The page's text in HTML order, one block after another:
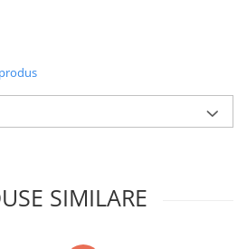
dvs. beneficiază de o alimentare curată
o parte esențială a întreținerii
va ajuta să vă mențineți echipamentul
pentru sarcinile de pulverizare
SIMILARE